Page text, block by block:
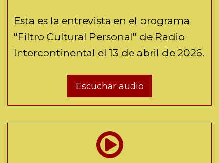
Esta es la entrevista en el programa
"Filtro Cultural Personal" de Radio
Intercontinental el 13 de abril de 2026.
Escuchar audio